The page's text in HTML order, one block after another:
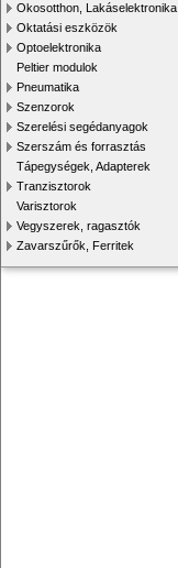
Okosotthon, Lakáselektronika
Oktatási eszközök
Optoelektronika
Peltier modulok
Pneumatika
Szenzorok
Szerelési segédanyagok
Szerszám és forrasztás
Tápegységek, Adapterek
Tranzisztorok
Varisztorok
Vegyszerek, ragasztók
Zavarszűrők, Ferritek